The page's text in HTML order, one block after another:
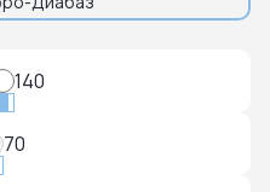
140
70